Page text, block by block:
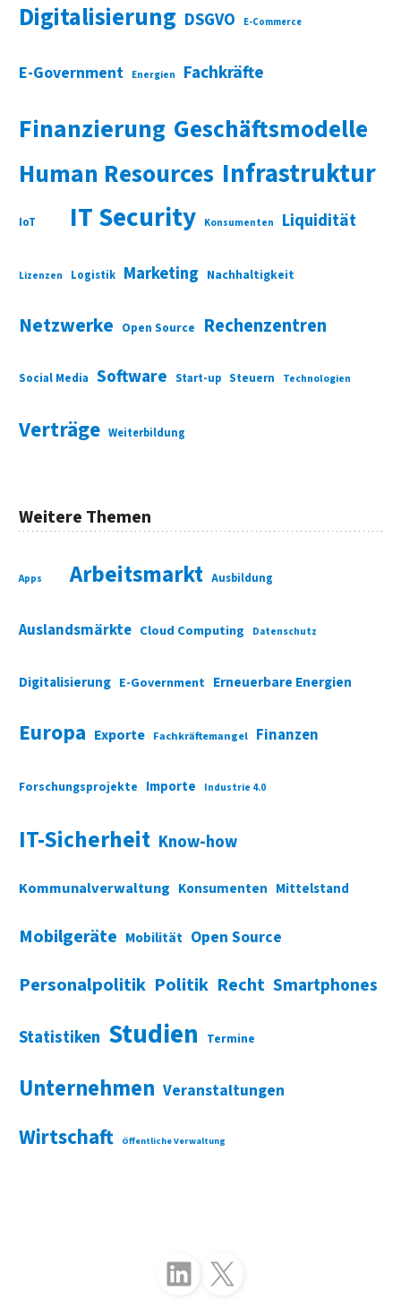
Digitalisierung DSGVO E-Commerce
E-Government Energien Fachkräfte
Finanzierung Geschäftsmodelle
Human Resources Infrastruktur
IoT IT Security Konsumenten Liquidität
Lizenzen Logistik Marketing Nachhaltigkeit
Netzwerke Open Source Rechenzentren
Social Media Software Start-up Steuern Technologien
Verträge Weiterbildung
Weitere Themen
Apps Arbeitsmarkt Ausbildung
Auslandsmärkte Cloud Computing Datenschutz
Digitalisierung E-Government Erneuerbare Energien
Europa Exporte Fachkräftemangel Finanzen
Forschungsprojekte Importe Industrie 4.0
IT-Sicherheit Know-how
Kommunalverwaltung Konsumenten Mittelstand
Mobilgeräte Mobilität Open Source
Personalpolitik Politik Recht Smartphones
Statistiken Studien Termine
Unternehmen Veranstaltungen
Wirtschaft Öffentliche Verwaltung
Folgen Sie uns auf LinkedInFolgen Sie uns auf X (Twitter)